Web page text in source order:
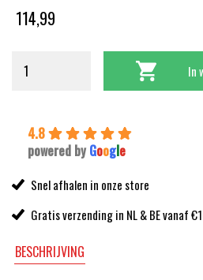
114,99
In
4.8
powered by Google
Snel afhalen in onze store
Gratis verzending in NL & BE vanaf
BESCHRIJVING